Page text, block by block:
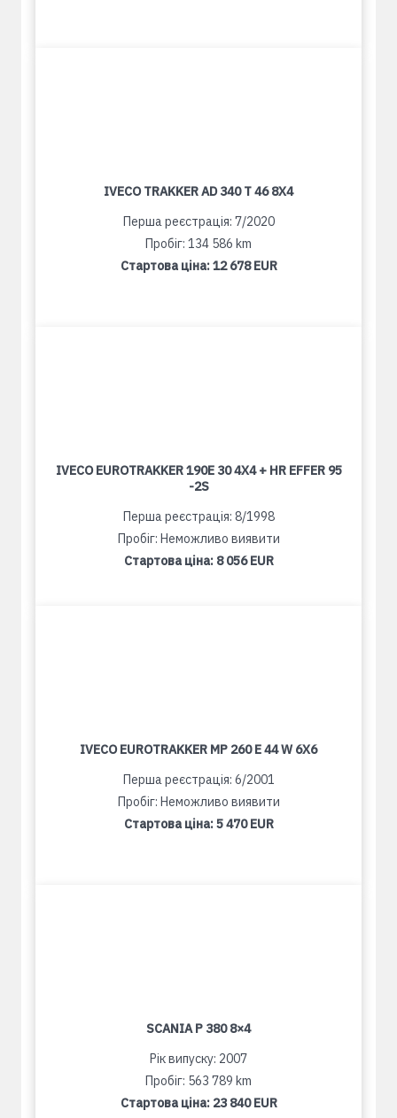
IVECO TRAKKER AD 340 T 46 8X4
Перша реєстрація: 7/2020
Пробіг: 134 586 km
Стартова ціна:12 678 EUR
IVECO EUROTRAKKER 190E 30 4X4 + HR EFFER 95
-2S
Перша реєстрація: 8/1998
Пробіг: Неможливо виявити
Стартова ціна: 8 056 EUR
IVECO EUROTRAKKER MP 260 E 44 W 6X6
Перша реєстрація: 6/2001
Пробіг: Неможливо виявити
Стартова ціна:5 470 EUR
SCANIA P 380 8×4
Рік випуску: 2007
Пробіг: 563 789 km
Стартова ціна: 23 840 EUR